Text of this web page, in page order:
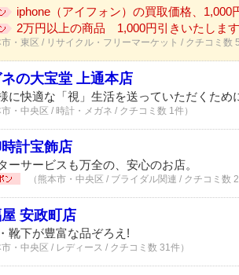
iphone（アイフォン）の買取価格、1,000
2万円以上の商品 1,000円引きいたしま
市・東区 / リサイクル・フリーマーケット / クチコミ数
の大宝堂 上通本店
に快適な「視」生活を送っていただくた
市・中央区 / 時計・メガネ / クチコミ数 1件）
計宝飾店
ーサービスも万全の、安心のお店。
（熊本市・中央区 / ブライダル関連 / クチコミ数
安政町店
靴下が豊富な品ぞろえ!
市・中央区 / レディース / クチコミ数 31件）